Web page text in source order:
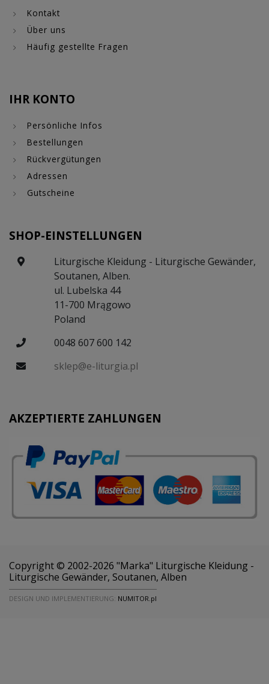
Kontakt
Über uns
Häufig gestellte Fragen
IHR KONTO
Persönliche Infos
Bestellungen
Rückvergütungen
Adressen
Gutscheine
SHOP-EINSTELLUNGEN
Liturgische Kleidung - Liturgische Gewänder,
Soutanen, Alben.
ul. Lubelska 44
11-700 Mrągowo
Poland
0048 607 600 142
sklep@e-liturgia.pl
AKZEPTIERTE ZAHLUNGEN
Copyright © 2002-2026 "Marka" Liturgische Kleidung -
Liturgische Gewänder, Soutanen, Alben
DESIGN UND IMPLEMENTIERUNG: NUMITOR.pl